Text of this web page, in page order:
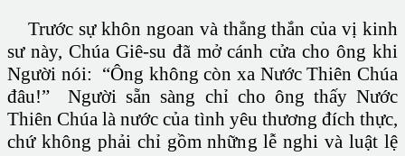
Trước sự khôn ngoan và thẳng thắn của vị kinh
sư này, Chúa Giê-su đã mở cánh cửa cho ông khi
Người nói: “Ông không còn xa Nước Thiên Chúa
đâu!” Người sẵn sàng chỉ cho ông thấy Nước
Thiên Chúa là nước của tình yêu thương đích thực,
chứ không phải chỉ gồm những lễ nghi và luật lệ